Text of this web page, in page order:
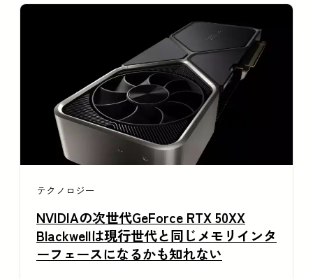
テクノロジー
NVIDIAの次世代GeForce RTX 50XX
Blackwellは現行世代と同じメモリインタ
ーフェースになるかも知れない